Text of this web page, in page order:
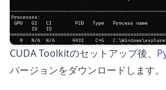
CUDA Toolkitのセットアップ後、
バージョンをダウンロードします。